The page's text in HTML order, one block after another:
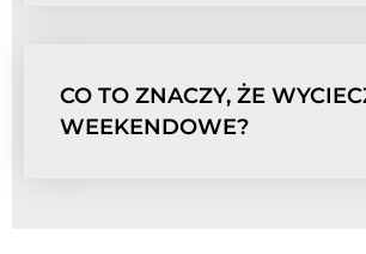
CO TO ZNACZY, ŻE
WEEKENDOWE?